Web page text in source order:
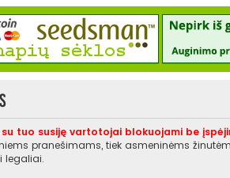
tuo susiję vartotojai blokuojami be
pranešimams, tiek asmeninėms
legaliai.